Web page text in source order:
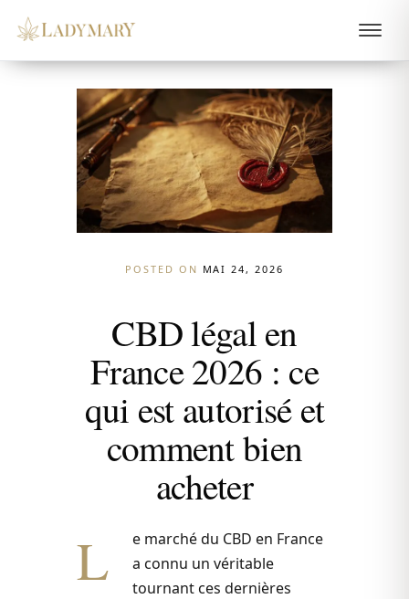
POSTED ON MAI 24, 2026
CBD légal en
France 2026 : ce
qui est autorisé et
comment bien
acheter
L
e marché du CBD en France
a connu un véritable
tournant ces dernières